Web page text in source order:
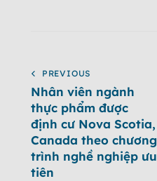
PREVIOUS
Nhân viên ngành
thực phẩm được
định cư Nova Scotia,
Canada theo chương
trình nghề nghiệp ưu
tiên